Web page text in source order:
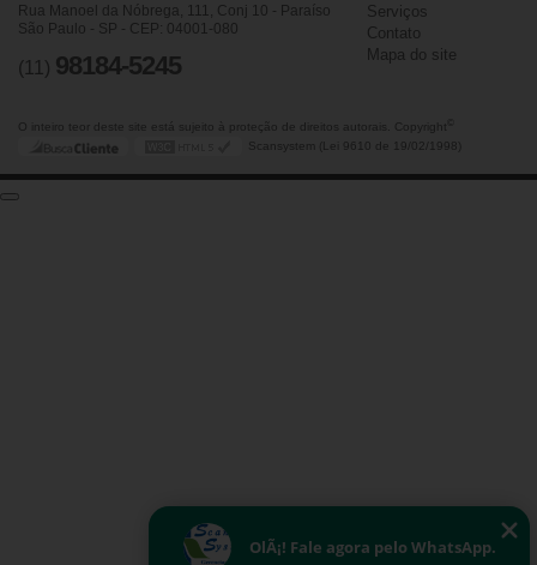
Rua Manoel da Nóbrega, 111, Conj 10 - Paraíso
São Paulo - SP - CEP: 04001-080
(11) 98184-5245
Serviços
Contato
Mapa do site
O inteiro teor deste site está sujeito à proteção de direitos autorais. Copyright
Scansystem (Lei 9610 de 19/02/1998)
OlÃ¡! Fale agora pelo WhatsApp.